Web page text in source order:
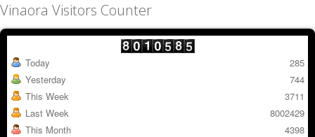
Vinaora Visitors Counter
Today
Yesterday
This Week
Last Week
This Month
285
744
3711
8002429
4398